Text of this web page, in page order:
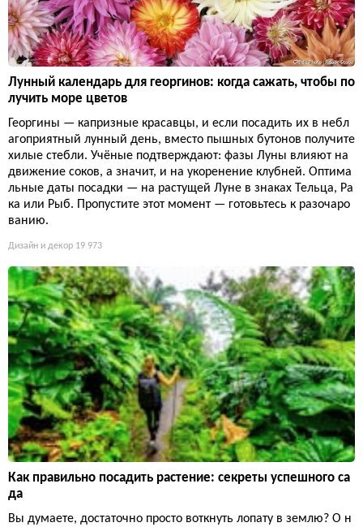
Лунный календарь для георгинов: когда сажать, чтобы по
лучить море цветов
Георгины — капризные красавцы, и если посадить их в небл
агоприятный лунный день, вместо пышных бутонов получите
хилые стебли. Учёные подтверждают: фазы Луны влияют на
движение соков, а значит, и на укоренение клубней. Оптима
льные даты посадки — на растущей Луне в знаках Тельца, Ра
ка или Рыб. Пропустите этот момент — готовьтесь к разочаро
ванию.
Дизайн и декор 19 973
Как правильно посадить растение: секреты успешного са
да
Вы думаете, достаточно просто воткнуть лопату в землю? О н